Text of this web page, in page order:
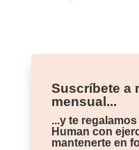
Suscríbete a
mensual...
...y te
Human con
mantenerte en